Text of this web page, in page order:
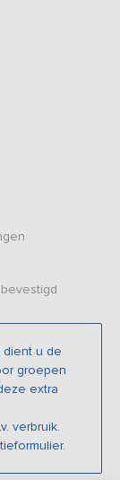
dient u de
groepen
extra
verbruik.